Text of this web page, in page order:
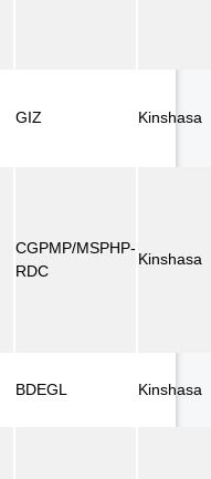
GIZ Kinshasa
CGPMP/MSPHP-
RDC
Kinshasa
BDEGL Kinshasa